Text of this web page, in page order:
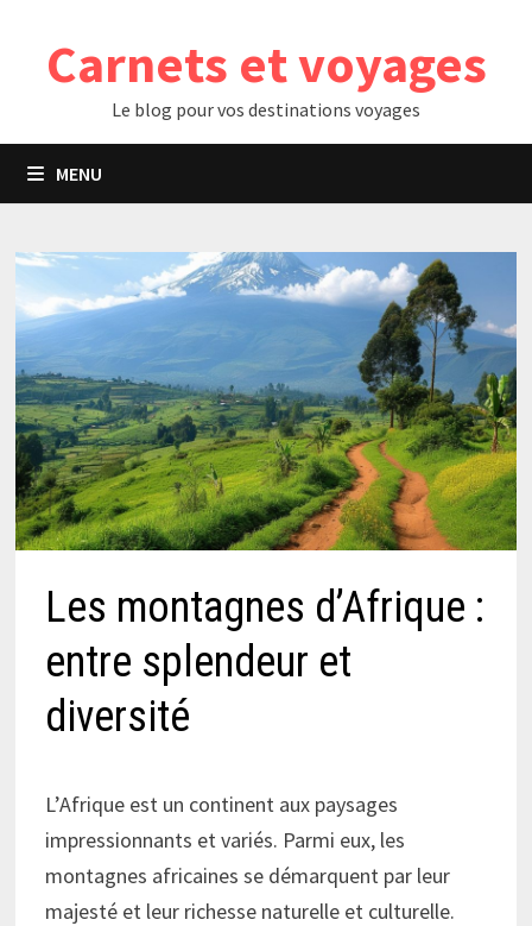
contenuCarnets et voyages
Le blog pour vos destinations voyages
MENU
Les montagnes d’Afrique :
entre splendeur et
diversité
L’Afrique est un continent aux paysages
impressionnants et variés. Parmi eux, les
montagnes africaines se démarquent par leur
majesté et leur richesse naturelle et culturelle.